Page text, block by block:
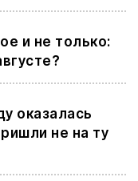
и не только:
оказалась
не на ту